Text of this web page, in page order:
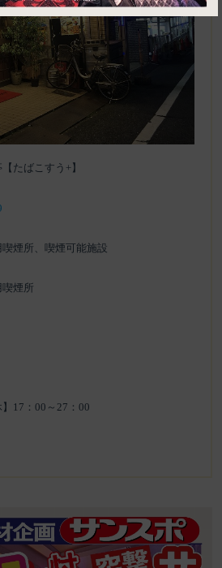
たばこすう+】
煙所、喫煙可能施設
煙所
】17：00～27：00